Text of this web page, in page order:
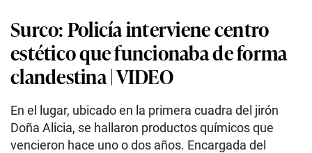
Surco: Policía interviene centro
estético que funcionaba de forma
clandestina | VIDEO
En el lugar, ubicado en la primera cuadra del jirón
Doña Alicia, se hallaron productos químicos que
vencieron hace uno o dos años. Encargada del